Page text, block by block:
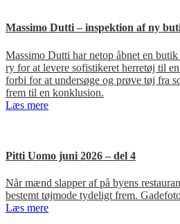
Massimo Dutti – inspektion af ny
Massimo Dutti har netop åbnet en
ry for at levere sofistikeret herretøj til
forbi for at undersøge og prøve tøj fra
frem til en konklusion.
Læs mere
Pitti Uomo juni 2026 – del 4
Når mænd slapper af på byens
bestemt tøjmode tydeligt frem.
Læs mere